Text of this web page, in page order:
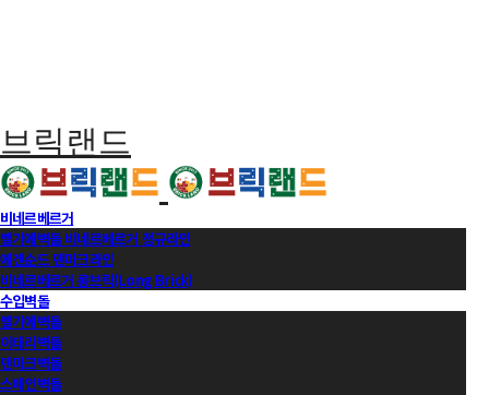
브릭랜드
비네르베르거
벨기에벽돌 비네르베르거 정규라인
에겐순드 덴마크라인
비네르베르거 롱브릭(Long Brick)
수입벽돌
벨기에벽돌
이태리벽돌
덴마크벽돌
스페인벽돌